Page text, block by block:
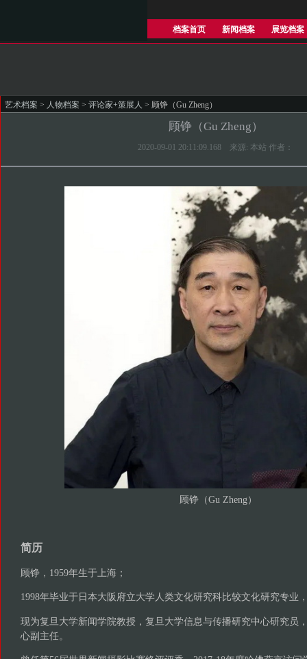
档案首页 新闻档案 展览档案
艺术档案 > 人物档案 > 评论家+策展人 > 顾铮（Gu Zheng）
顾铮（Gu Zheng）
2020-09-01 20:11:09.168 来源: 本站 作者：
顾铮（Gu Zheng）
简历
顾铮，1959年生于上海；
1998年毕业于日本大阪府立大学人类文化研究科比较文化研究专业
现为复旦大学新闻学院教授，复旦大学信息与传播研究中心研究员
心副主任。